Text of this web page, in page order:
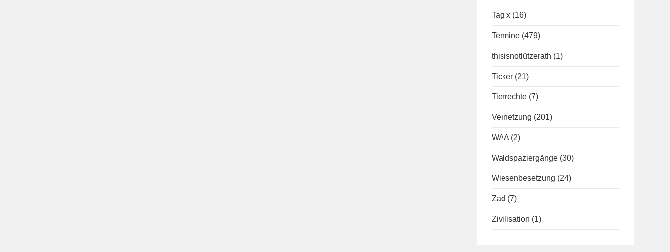
Tag x (16)
Termine (479)
thisisnotlützerath (1)
Ticker (21)
Tierrechte (7)
Vernetzung (201)
WAA (2)
Waldspaziergänge (30)
Wiesenbesetzung (24)
Zad (7)
Zivilisation (1)